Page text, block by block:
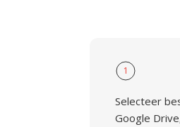
1
Selecteer
Google